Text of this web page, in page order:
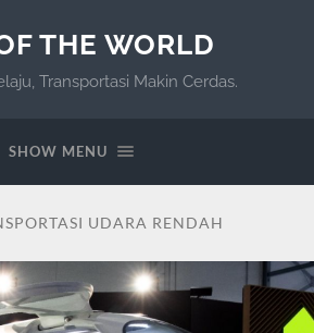
THE WORLD
Transportasi Makin Cerdas.
SHOW MENU
UDARA RENDAH